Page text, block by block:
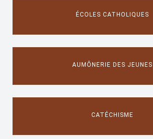
ÉCOLES CATHOLIQUES
AUMÔNERIE DES JEUNES
CATÉCHISME